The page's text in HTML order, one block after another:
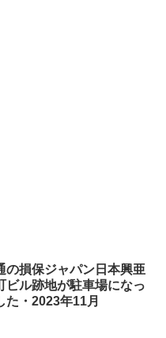
の損保ジャパン日本興亜
ビル跡地が駐車場になっ
た・2023年11月